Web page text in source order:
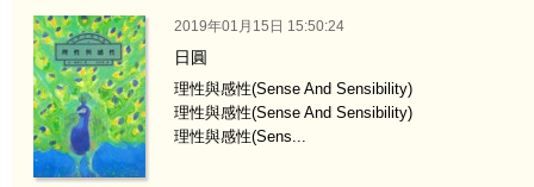
2019年01月15日 15:50:24
日圓
理性與感性(Sense And Sensibility)
理性與感性(Sense And Sensibility)
理性與感性(Sens...